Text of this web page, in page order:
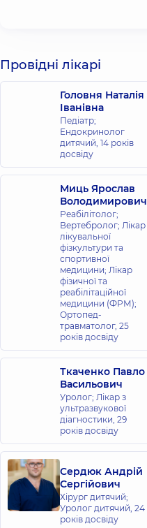
Провідні лікарі
Головня Наталія
Іванівна
Педіатр;
Ендокринолог
дитячий, 14 років
досвіду
Миць Ярослав
Володимирович
Реабілітолог;
Вертебролог; Лікар
лікувальної
фізкультури та
спортивної
медицини; Лікар
фізичної та
реабілітаційної
медицини (ФРМ);
Ортопед-
травматолог, 25
років досвіду
Ткаченко Павло
Васильович
Уролог; Лікар з
ультразвукової
діагностики, 29
років досвіду
Сердюк Андрій
Сергійович
Хірург дитячий;
Уролог дитячий, 24
років досвіду